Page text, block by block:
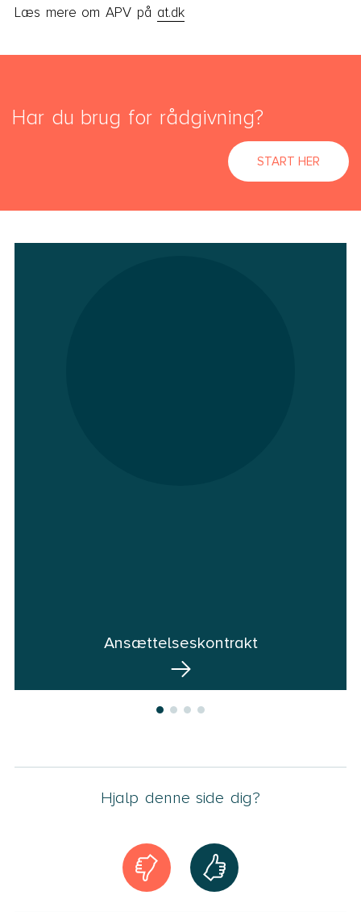
Læs mere om APV på at.dk
Har du brug for rådgivning?
START HER
Ansættelseskontrakt
Hjalp denne side dig?